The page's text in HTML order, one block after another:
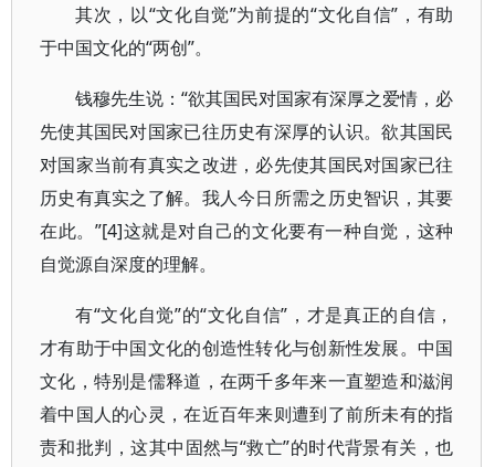
其次，以“文化自觉”为前提的“文化自信”，有助
于中国文化的“两创”。
钱穆先生说：“欲其国民对国家有深厚之爱情，必
先使其国民对国家已往历史有深厚的认识。欲其国民
对国家当前有真实之改进，必先使其国民对国家已往
历史有真实之了解。我人今日所需之历史智识，其要
在此。”[4]这就是对自己的文化要有一种自觉，这种
自觉源自深度的理解。
有“文化自觉”的“文化自信”，才是真正的自信，
才有助于中国文化的创造性转化与创新性发展。中国
文化，特别是儒释道，在两千多年来一直塑造和滋润
着中国人的心灵，在近百年来则遭到了前所未有的指
责和批判，这其中固然与“救亡”的时代背景有关，也